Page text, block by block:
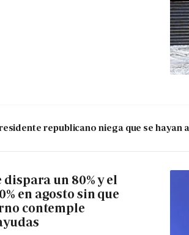
republicano niega que se
dispara un 80% y el
en agosto sin que
contemple